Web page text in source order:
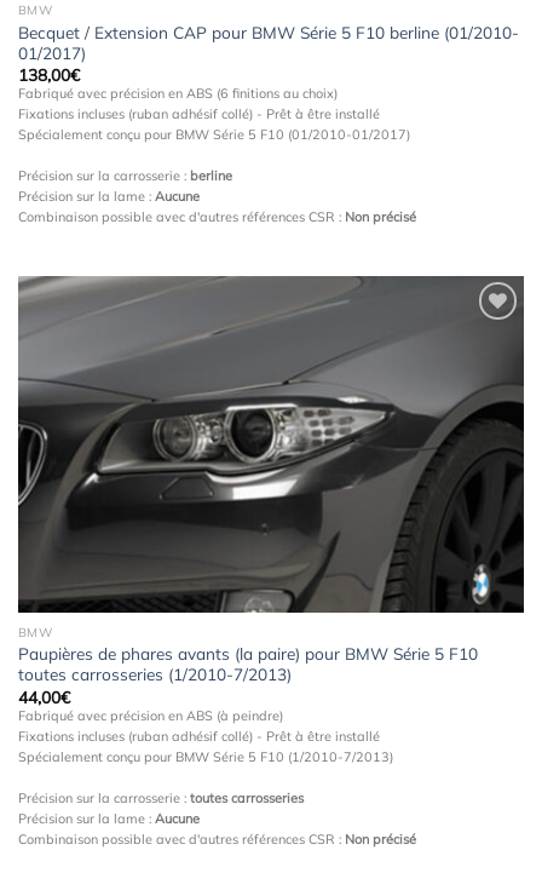
BMW
Becquet / Extension CAP pour BMW Série 5 F10 berline (01/2010-
01/2017)
138,00€
Fabriqué avec précision en ABS (6 finitions au choix)
Fixations incluses (ruban adhésif collé) - Prêt à être installé
Spécialement conçu pour BMW Série 5 F10 (01/2010-01/2017)
Précision sur la carrosserie : berline
Précision sur la lame : Aucune
Combinaison possible avec d'autres références CSR : Non précisé
à la
wishlist
BMW
Paupières de phares avants (la paire) pour BMW Série 5 F10
toutes carrosseries (1/2010-7/2013)
44,00€
Fabriqué avec précision en ABS (à peindre)
Fixations incluses (ruban adhésif collé) - Prêt à être installé
Spécialement conçu pour BMW Série 5 F10 (1/2010-7/2013)
Précision sur la carrosserie : toutes carrosseries
Précision sur la lame : Aucune
Combinaison possible avec d'autres références CSR : Non précisé